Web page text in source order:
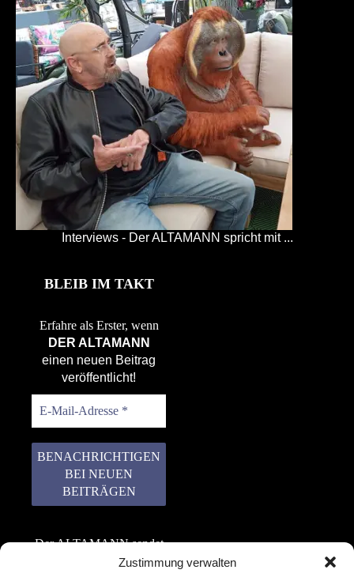
Zustimmung verwalten
Interviews - Der ALTAMANN spricht mit ...
BLEIB IM TAKT
Erfahre als Erster, wenn
DER ALTAMANN
einen neuen Beitrag
veröffentlicht!
Der ALTAMANN sendet
keinen Spam! Er gibt